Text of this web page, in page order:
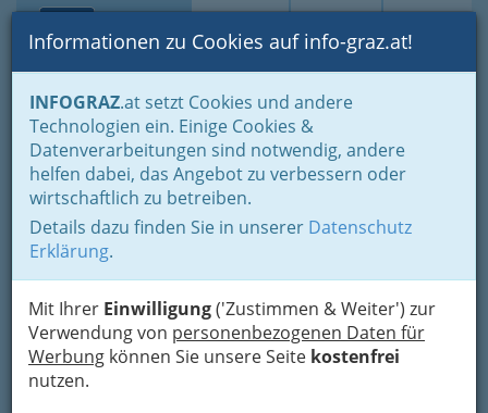
Suche Login Toggle
Informationen zu Cookies auf info-graz.at!
INFOGRAZ.at setzt Cookies und andere
Technologien ein. Einige Cookies &
Datenverarbeitungen sind notwendig, andere
helfen dabei, das Angebot zu verbessern oder
wirtschaftlich zu betreiben.
Details dazu finden Sie in unserer Datenschutz
Erklärung.
Mit Ihrer Einwilligung('Zustimmen & Weiter') zur
Verwendung von personenbezogenen Daten für
Werbung können Sie unsere Seite kostenfrei
nutzen.
Home Branchen
Gesundheit und Soziales
Fachärzte und Fachärztinnen
Chirurgie Chirurgie allgemein
Prim.i.R. Dr. Karl Gruber -
Facharzt für Chirurgie
Hauptplatz 4, 8010 Graz
+43 316 811 444
+43 316 811 444 4
Karte